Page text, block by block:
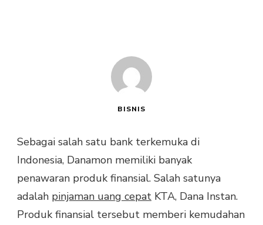
BISNIS
Sebagai salah satu bank terkemuka di
Indonesia, Danamon memiliki banyak
penawaran produk finansial. Salah satunya
adalah pinjaman uang cepat KTA, Dana Instan.
Produk finansial tersebut memberi kemudahan